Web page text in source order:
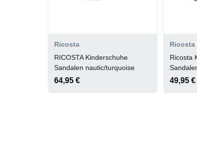
Ricosta
RICOSTA Kinderschuhe
Sandalen nautic/turquoise
64,95 €
Ricosta
Ricosta
49,95 €